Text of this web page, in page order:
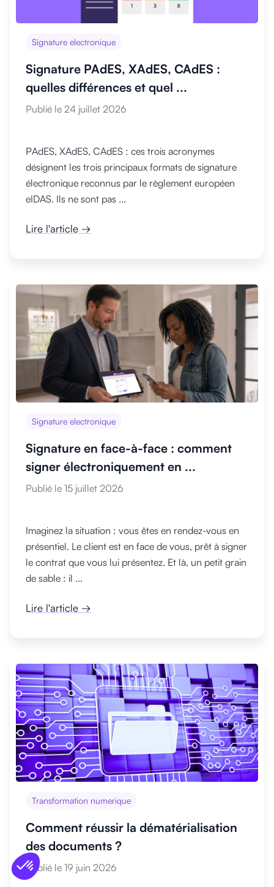
Signature electronique
Signature PAdES, XAdES, CAdES :
quelles différences et quel ...
Publié le 24 juillet 2026
PAdES, XAdES, CAdES : ces trois acronymes
désignent les trois principaux formats de signature
électronique reconnus par le règlement européen
eIDAS. Ils ne sont pas ...
Lire l'article →
Signature electronique
Signature en face-à-face : comment
signer électroniquement en ...
Publié le 15 juillet 2026
Imaginez la situation : vous êtes en rendez-vous en
présentiel. Le client est en face de vous, prêt à signer
le contrat que vous lui présentez. Et là, un petit grain
de sable : il ...
Lire l'article →
Transformation numerique
Comment réussir la dématérialisation
des documents ?
Publié le 19 juin 2026